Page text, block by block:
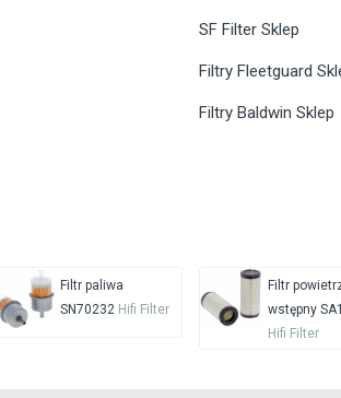
SF Filter Sklep
Filtry Fleetguard
Filtry Baldwin Sklep
Filtr paliwa
SN70232 Hifi Filter
Filtr
wstępny
Hifi Filter